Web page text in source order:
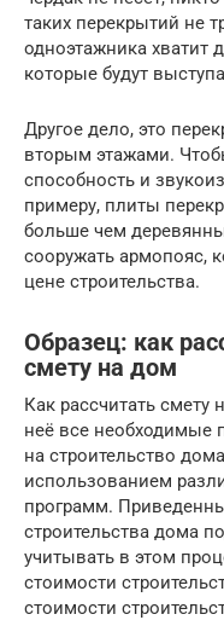
таких перекрытий не
одноэтажника хватит
которые будут
Другое дело, это
вторым этажами.
способность и
примеру, плиты
больше чем
сооружать армопояс,
цене строительства.
Образец: как
смету на дом
Как рассчитать
неё все необходимые
на строительство
использованием
программ.
строительства дома
учитывать в этом
стоимости
стоимости